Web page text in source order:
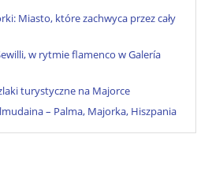
Miasto, które zachwyca przez cały
w rytmie flamenco w Galería
turystyczne na Majorce
– Palma, Majorka, Hiszpania